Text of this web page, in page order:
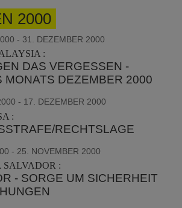
2000
- 31. DEZEMBER 2000
:
DAS VERGESSEN -
MONATS DEZEMBER 2000
- 17. DEZEMBER 2000
:
RECHTSLAGE
- 25. NOVEMBER 2000
SALVADOR :
- SORGE UM SICHERHEIT